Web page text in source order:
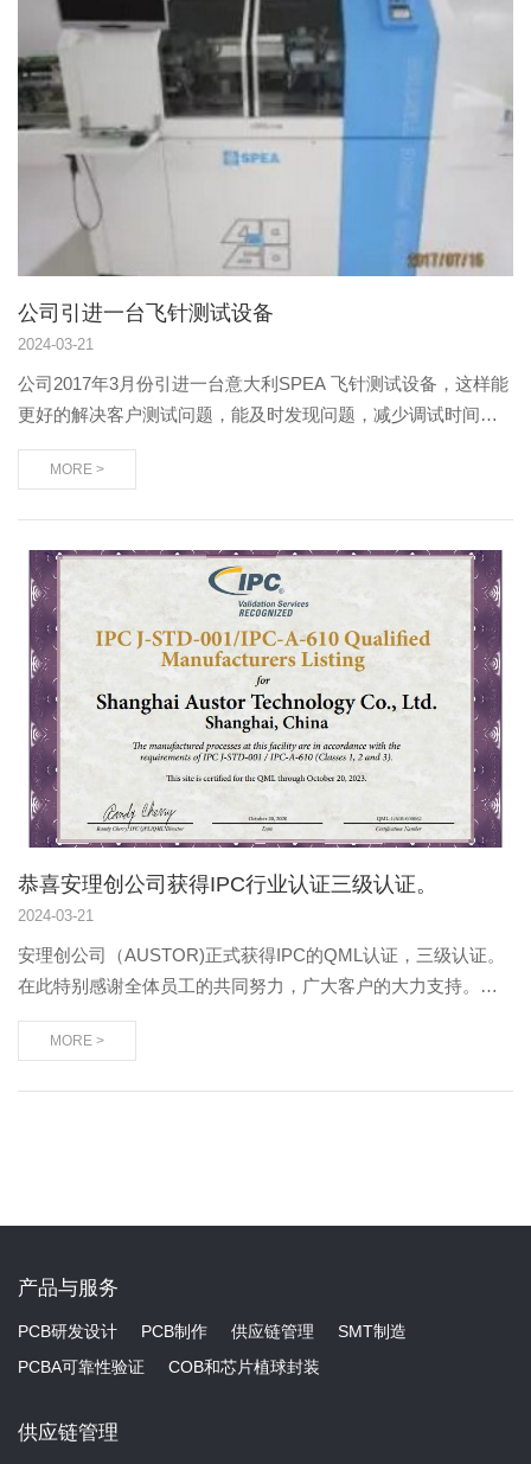
公司引进一台飞针测试设备
2024-03-21
公司2017年3月份引进一台意大利SPEA 飞针测试设备，这样能
更好的解决客户测试问题，能及时发现问题，减少调试时间，
同时提高了产品的可靠性！
MORE >
恭喜安理创公司获得IPC行业认证三级认证。
2024-03-21
安理创公司（AUSTOR)正式获得IPC的QML认证，三级认证。
在此特别感谢全体员工的共同努力，广大客户的大力支持。同
时更应该感谢舒总和黄飞主管的努力！公司会继续努力，不断
完善，精益求精，更好的为客户提供服务和高质量的产品。同
MORE >
产品与服务
PCB研发设计 PCB制作 供应链管理
SMT制造
PCBA可靠性验证
COB和芯片植球封装
供应链管理